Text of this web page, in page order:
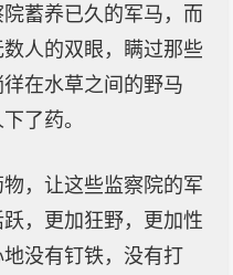
蓄养已久的军马，而
人的双眼，瞒过那些
在水草之间的野马
了药。
，让这些监察院的军
，更加狂野，更加性
没有钉铁，没有打